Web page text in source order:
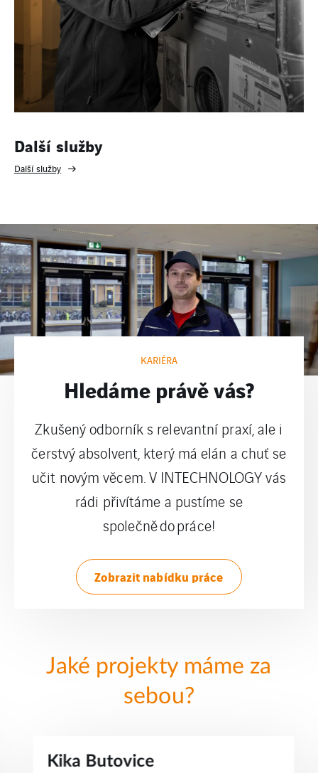
Další služby
Další služby
KARIÉRA
Hledáme právě vás?
Zkušený odborník s relevantní praxí, ale i
čerstvý absolvent, který má elán a chuť se
učit novým věcem. V INTECHNOLOGY vás
rádi přivítáme a pustíme se
společně do práce!
Zobrazit nabídku práce
Jaké projekty máme za
sebou?
Kika Butovice